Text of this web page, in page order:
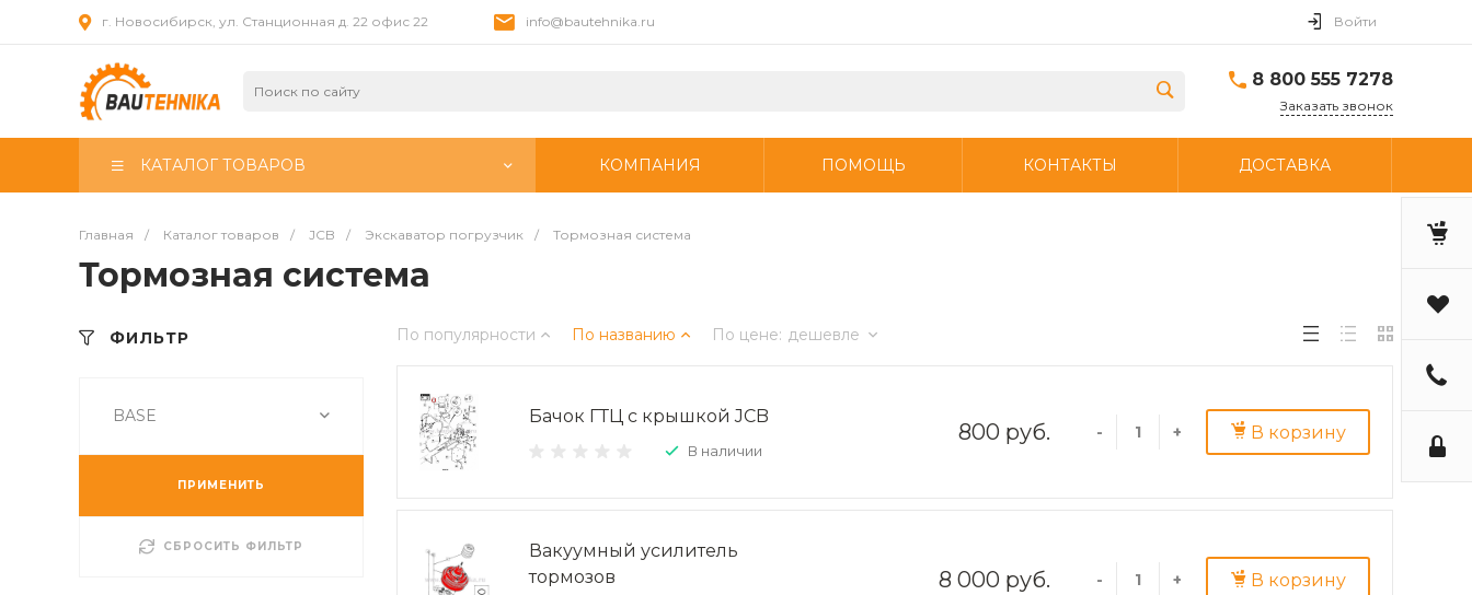
г. Новосибирск, ул. Станционная д. 22 офис 22 info@bautehnika.ru Войти
8 800 555 7278
Заказать звонок
КАТАЛОГ ТОВАРОВ КОМПАНИЯ ПОМОЩЬ КОНТАКТЫ ДОСТАВКА
Главная / Каталог товаров / JCB / Экскаватор погрузчик / Тормозная система
Тормозная система
ФИЛЬТР
BASE
ПРИМЕНИТЬ
СБРОСИТЬ ФИЛЬТР
По популярности По названию По цене: дешевле
Бачок ГТЦ с крышкой JCB
В наличии
800 руб. - + В корзину
Вакуумный усилитель
тормозов
8 000 руб. - + В корзину